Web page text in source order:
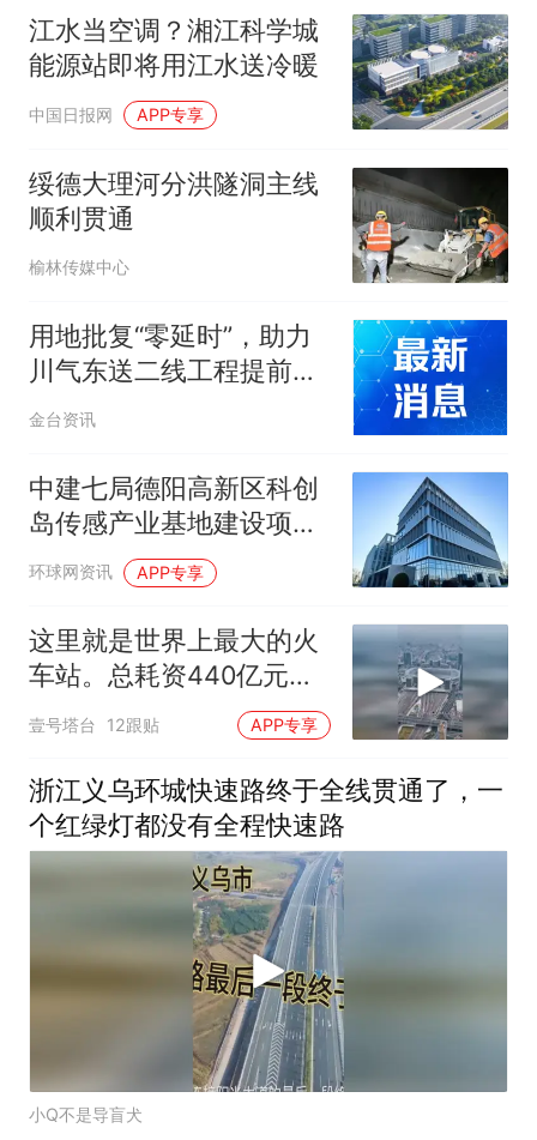
江水当空调？湘江科学城
能源站即将用江水送冷暖
中国日报网 APP专享
绥德大理河分洪隧洞主线
顺利贯通
榆林传媒中心
用地批复“零延时”，助力
川气东送二线工程提前锁
定开工窗口期
金台资讯
中建七局德阳高新区科创
岛传感产业基地建设项目
（一期）通过竣工验收
环球网资讯 APP专享
这里就是世界上最大的火
车站。总耗资440亿元建
成
壹号塔台 12跟贴 APP专享
浙江义乌环城快速路终于全线贯通了，一
个红绿灯都没有全程快速路
小Q不是导盲犬